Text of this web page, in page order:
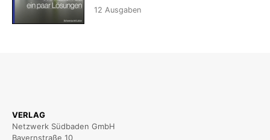
12 Ausgaben
VERLAG
Netzwerk Südbaden GmbH
Bayernstraße 10